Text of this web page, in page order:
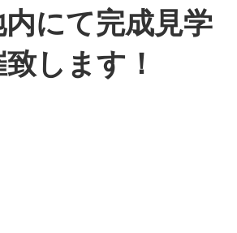
にて完成見学
します！